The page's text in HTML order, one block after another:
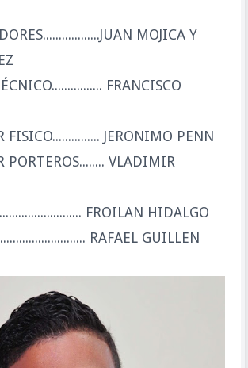
MOJICA Y
FRANCISCO
FISICO............... JERONIMO PENN
PORTEROS........ VLADIMIR
FROILAN HIDALGO
RAFAEL GUILLEN